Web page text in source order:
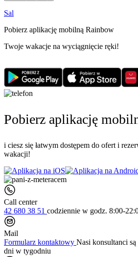
Sal
Pobierz aplikację mobilną Rainbow
Twoje wakacje na wyciągnięcie ręki!
Pobierz aplikację
i ciesz się łatwym dostępem do ofert i
wakacji!
Call center
42 680 38 51 codziennie w godz. 8:00-
Mail
Formularz kontaktowy Nasi konsultanci
dni w tygodniu